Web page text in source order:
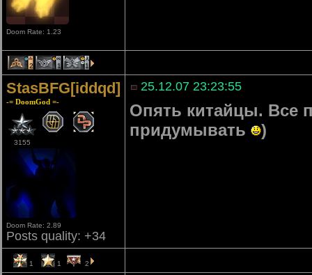
Doom Rate: 1.23
2 1 1
StasBFG[iddqd]
-= DoomGod =-
3155
Doom Rate: 2.89
Posts quality: +34
25.12.07 23:23:55
Опять китайцы. Все
придумывать
)
1 1 2